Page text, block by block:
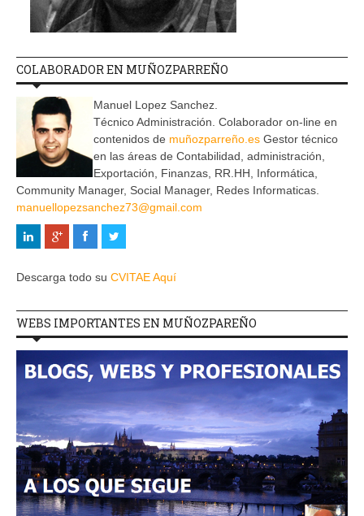
COLABORADOR EN MUÑOZPARREÑO
Manuel Lopez Sanchez.
Técnico Administración. Colaborador on-line en
contenidos de muñozparreño.es Gestor técnico
en las áreas de Contabilidad, administración,
Exportación, Finanzas, RR.HH, Informática,
Community Manager, Social Manager, Redes Informaticas.
manuellopezsanchez73@gmail.com
Descarga todo su CVITAE Aquí
WEBS IMPORTANTES EN MUÑOZPAREÑO